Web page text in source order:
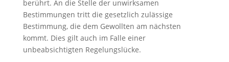
berührt. An die Stelle der unwirksamen
Bestimmungen tritt die gesetzlich zulässige
Bestimmung, die dem Gewollten am nächsten
kommt. Dies gilt auch im Falle einer
unbeabsichtigten Regelungslücke.